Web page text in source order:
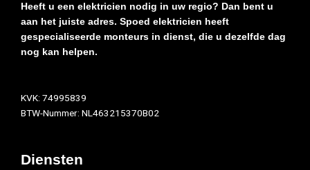
Heeft u een elektricien nodig in uw regio? Dan bent u
aan het juiste adres. Spoed elektricien heeft
gespecialiseerde monteurs in dienst, die u dezelfde dag
nog kan helpen.
KVK: 74995839
BTW-Nummer: NL463215370B02
Diensten